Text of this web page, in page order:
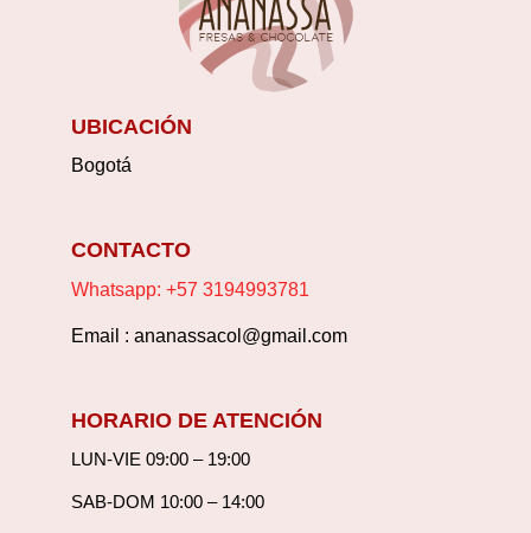
UBICACIÓN
Bogotá
CONTACTO
Whatsapp: +57 3194993781
Email : ananassacol@gmail.com
HORARIO DE ATENCIÓN
LUN-VIE 09:00 – 19:00
SAB-DOM 10:00 – 14:00